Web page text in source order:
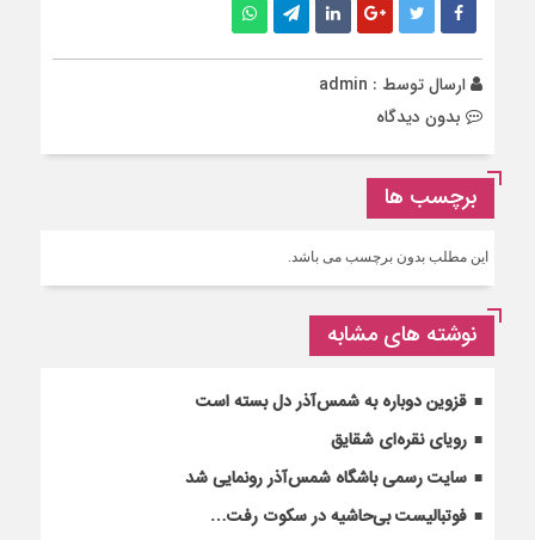
ارسال توسط : admin
بدون دیدگاه
برچسب ها
این مطلب بدون برچسب می باشد.
نوشته های مشابه
قزوین دوباره به شمس‌آذر دل بسته است
رویای نقره‌ای شقایق
سایت رسمی باشگاه شمس‌آذر رونمایی شد
فوتبالیست بی‌حاشیه در سکوت رفت…